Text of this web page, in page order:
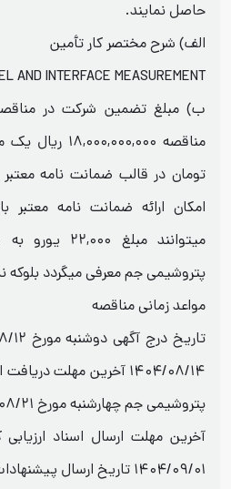
حاصل نمایند.
الف) شرح مختصر کار تأمین
AND INTERFACE MEASUREMENT
ب) مبلغ تضمین شرکت در
مناقصه
تومان در قالب ضمانت نامه
امکان ارائه ضمانت نامه معتبر
میتوانند
پتروشیمی جم معرفی میگردد بلوکه
مواعد زمانی مناقصه
۱۴۰۴/۰۸/۱۴ آخرین مهلت
پتروشیمی جم چهارشنبه مورخ ۱۴۰۴/۰۸/۲۱
آخرین مهلت ارسال اسناد
۱۴۰۴/۰۹/۰۱ تاریخ ارسال